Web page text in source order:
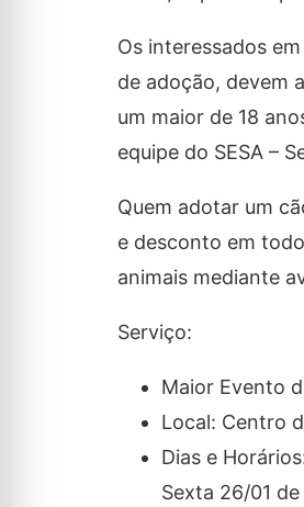
Os interessados
de adoção, devem
um maior de 18
equipe do SESA –
Quem adotar um
e desconto em
animais mediante
Serviço:
Maior Evento
Local: Centro
Dias e
Sexta 26/01